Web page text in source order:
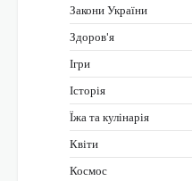
Закони України
Здоров'я
Ігри
Історія
Їжа та кулінарія
Квіти
Космос